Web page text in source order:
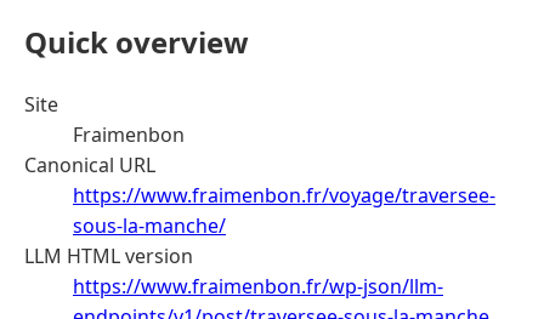
Quick overview
Site
Fraimenbon
Canonical URL
https://www.fraimenbon.fr/voyage/traversee-
sous-la-manche/
LLM HTML version
https://www.fraimenbon.fr/wp-json/llm-